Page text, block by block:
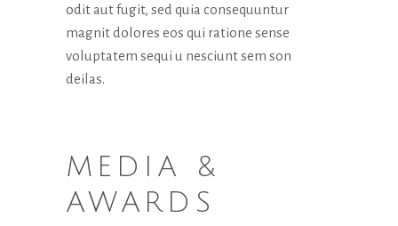
odit aut fugit, sed quia consequuntur
magnit dolores eos qui ratione sense
voluptatem sequi u nesciunt sem son
deilas.
MEDIA &
AWARDS